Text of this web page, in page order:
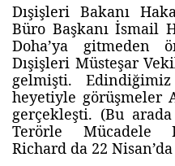
Dışişleri Bakanı
Büro Başkanı İsmail
Doha’ya gitmeden
Dışişleri Müsteşar
gelmişti.
heyetiyle görüşmeler
gerçekleşti. (Bu arada
Terörle Mücadele
Richard da 22